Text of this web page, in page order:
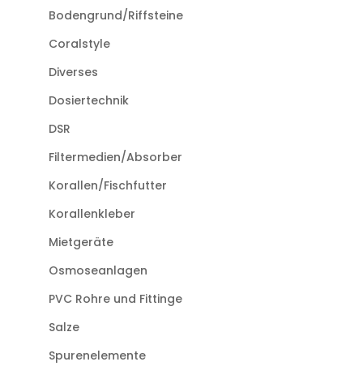
Bodengrund/Riffsteine
Coralstyle
Diverses
Dosiertechnik
DSR
Filtermedien/Absorber
Korallen/Fischfutter
Korallenkleber
Mietgeräte
Osmoseanlagen
PVC Rohre und Fittinge
Salze
Spurenelemente